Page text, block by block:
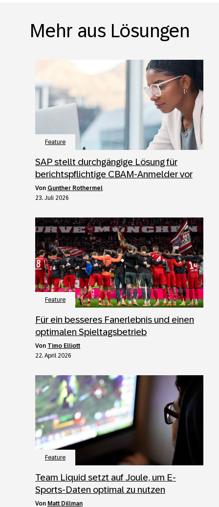
Mehr aus Lösungen
Feature
SAP stellt durchgängige Lösung für
berichtspflichtige CBAM-Anmelder vor
von Gunther Rothermel
23. Juli 2026
Feature
Für ein besseres Fanerlebnis und einen
optimalen Spieltagsbetrieb
von Timo Elliott
22. April 2026
Feature
Team Liquid setzt auf Joule, um E-
Sports-Daten optimal zu nutzen
von Matt Dillman